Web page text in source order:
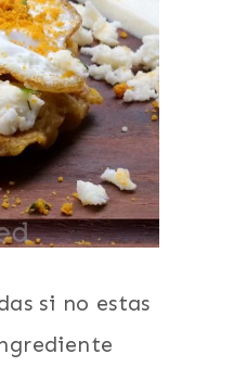
si no estas